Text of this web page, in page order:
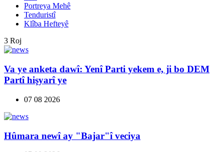
Portreya Mehê
Tenduristî
Klîba Hefteyê
3 Roj
Va ye anketa dawî: Yenî Parti yekem e, ji bo DEM
Partî hişyarî ye
07 08 2026
Hûmara newî ay "Bajar"î veciya